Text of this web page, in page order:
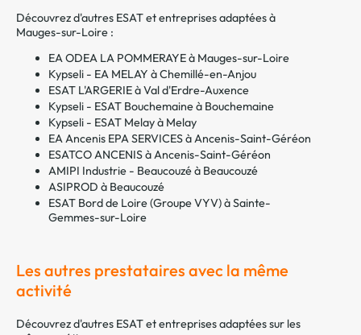
Découvrez d'autres ESAT et entreprises adaptées à
Mauges-sur-Loire :
EA ODEA LA POMMERAYE à Mauges-sur-Loire
Kypseli - EA MELAY à Chemillé-en-Anjou
ESAT L'ARGERIE à Val d'Erdre-Auxence
Kypseli - ESAT Bouchemaine à Bouchemaine
Kypseli - ESAT Melay à Melay
EA Ancenis EPA SERVICES à Ancenis-Saint-Géréon
ESATCO ANCENIS à Ancenis-Saint-Géréon
AMIPI Industrie - Beaucouzé à Beaucouzé
ASIPROD à Beaucouzé
ESAT Bord de Loire (Groupe VYV) à Sainte-
Gemmes-sur-Loire
Les autres prestataires avec la même
activité
Découvrez d'autres ESAT et entreprises adaptées sur les